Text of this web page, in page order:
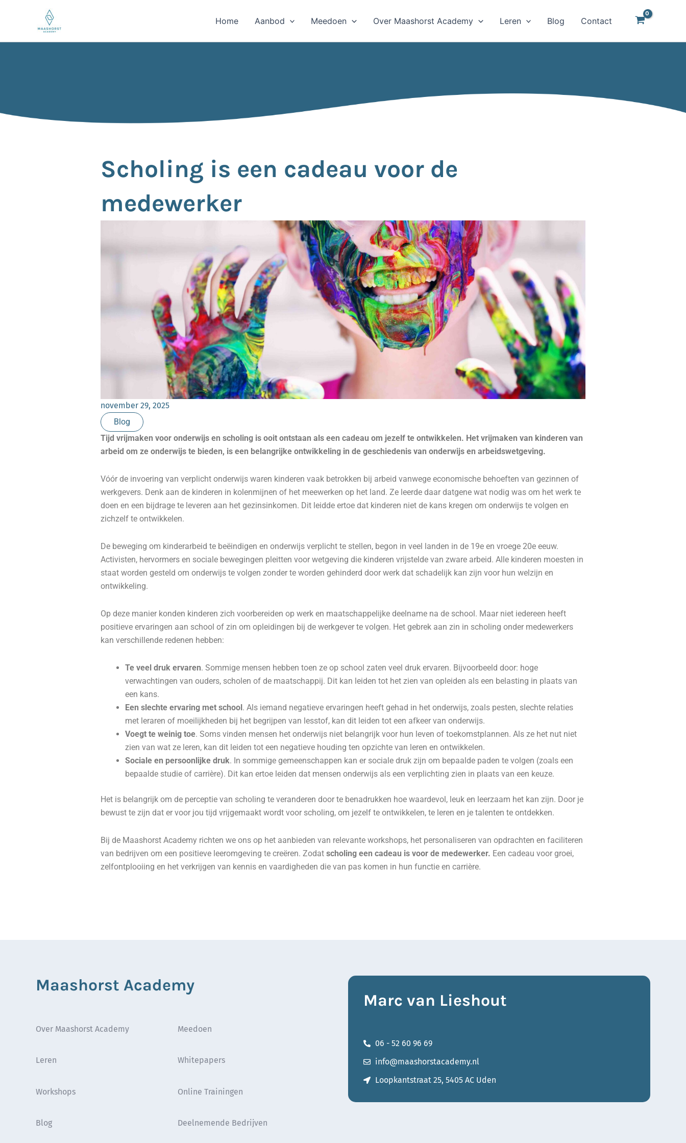
Home Aanbod Meedoen Over Maashorst Academy Leren Blog Contact
Scholing is een cadeau voor de
medewerker
november 29, 2025
Blog
Tijd vrijmaken voor onderwijs en scholing is ooit ontstaan als een cadeau om jezelf te ontwikkelen. Het vrijmaken van kinderen van
arbeid om ze onderwijs te bieden, is een belangrijke ontwikkeling in de geschiedenis van onderwijs en arbeidswetgeving.
Vóór de invoering van verplicht onderwijs waren kinderen vaak betrokken bij arbeid vanwege economische behoeften van gezinnen of
werkgevers. Denk aan de kinderen in kolenmijnen of het meewerken op het land. Ze leerde daar datgene wat nodig was om het werk te
doen en een bijdrage te leveren aan het gezinsinkomen. Dit leidde ertoe dat kinderen niet de kans kregen om onderwijs te volgen en
zichzelf te ontwikkelen.
De beweging om kinderarbeid te beëindigen en onderwijs verplicht te stellen, begon in veel landen in de 19e en vroege 20e eeuw.
Activisten, hervormers en sociale bewegingen pleitten voor wetgeving die kinderen vrijstelde van zware arbeid. Alle kinderen moesten in
staat worden gesteld om onderwijs te volgen zonder te worden gehinderd door werk dat schadelijk kan zijn voor hun welzijn en
ontwikkeling.
Op deze manier konden kinderen zich voorbereiden op werk en maatschappelijke deelname na de school. Maar niet iedereen heeft
positieve ervaringen aan school of zin om opleidingen bij de werkgever te volgen. Het gebrek aan zin in scholing onder medewerkers
kan verschillende redenen hebben:
Te veel druk ervaren. Sommige mensen hebben toen ze op school zaten veel druk ervaren. Bijvoorbeeld door: hoge
verwachtingen van ouders, scholen of de maatschappij. Dit kan leiden tot het zien van opleiden als een belasting in plaats van
een kans.
Een slechte ervaring met school. Als iemand negatieve ervaringen heeft gehad in het onderwijs, zoals pesten, slechte relaties
met leraren of moeilijkheden bij het begrijpen van lesstof, kan dit leiden tot een afkeer van onderwijs.
Voegt te weinig toe. Soms vinden mensen het onderwijs niet belangrijk voor hun leven of toekomstplannen. Als ze het nut niet
zien van wat ze leren, kan dit leiden tot een negatieve houding ten opzichte van leren en ontwikkelen.
Sociale en persoonlijke druk. In sommige gemeenschappen kan er sociale druk zijn om bepaalde paden te volgen (zoals een
bepaalde studie of carrière). Dit kan ertoe leiden dat mensen onderwijs als een verplichting zien in plaats van een keuze.
Het is belangrijk om de perceptie van scholing te veranderen door te benadrukken hoe waardevol, leuk en leerzaam het kan zijn. Door je
bewust te zijn dat er voor jou tijd vrijgemaakt wordt voor scholing, om jezelf te ontwikkelen, te leren en je talenten te ontdekken.
Bij de Maashorst Academy richten we ons op het aanbieden van relevante workshops, het personaliseren van opdrachten en faciliteren
van bedrijven om een positieve leeromgeving te creëren. Zodat scholing een cadeau is voor de medewerker. Een cadeau voor groei,
zelfontplooiing en het verkrijgen van kennis en vaardigheden die van pas komen in hun functie en carrière.
Maashorst Academy
Over Maashorst Academy
Leren
Workshops
Blog
Meedoen
Whitepapers
Online Trainingen
Deelnemende Bedrijven
Marc van Lieshout
06 - 52 60 96 69
info@maashorstacademy.nl
Loopkantstraat 25, 5405 AC Uden